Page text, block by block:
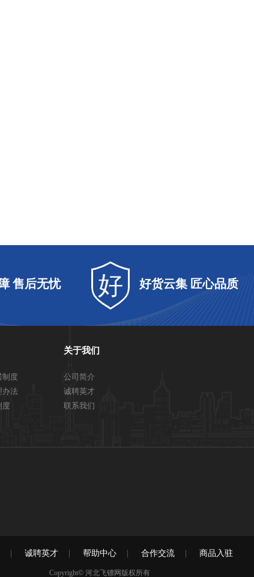
售后无忧 好 好货云集 匠心品质
制度
办法
度
关于我们
公司简介
诚聘英才
联系我们
诚聘英才 帮助中心 合作交流 商品入驻
Copyright© 河北飞镖网 版权所有